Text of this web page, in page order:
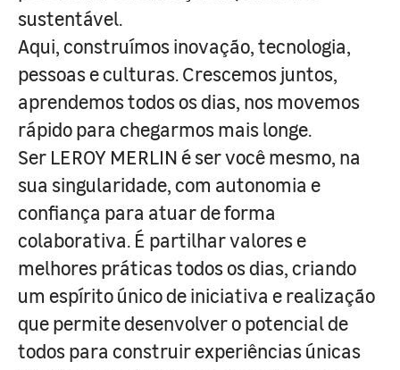
sustentável.
Aqui, construímos inovação, tecnologia,
pessoas e culturas. Crescemos juntos,
aprendemos todos os dias, nos movemos
rápido para chegarmos mais longe.
Ser LEROY MERLIN é ser você mesmo, na
sua singularidade, com autonomia e
confiança para atuar de forma
colaborativa. É partilhar valores e
melhores práticas todos os dias, criando
um espírito único de iniciativa e realização
que permite desenvolver o potencial de
todos para construir experiências únicas